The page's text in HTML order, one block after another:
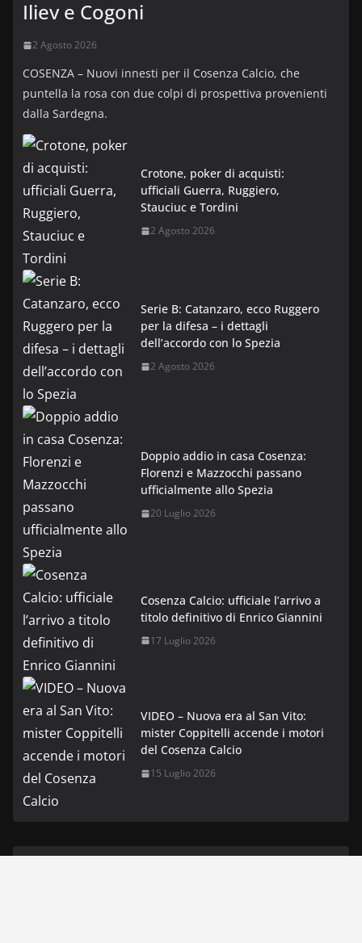
Iliev e Cogoni
2 Agosto 2026
COSENZA – Nuovi innesti per il Cosenza Calcio, che
puntella la rosa con due colpi di prospettiva provenienti
dalla Sardegna.
Crotone, poker di acquisti:
ufficiali Guerra, Ruggiero,
Stauciuc e Tordini
2 Agosto 2026
Serie B: Catanzaro, ecco Ruggero
per la difesa – i dettagli
dell’accordo con lo Spezia
2 Agosto 2026
Doppio addio in casa Cosenza:
Florenzi e Mazzocchi passano
ufficialmente allo Spezia
20 Luglio 2026
Cosenza Calcio: ufficiale l’arrivo a
titolo definitivo di Enrico Giannini
17 Luglio 2026
VIDEO – Nuova era al San Vito:
mister Coppitelli accende i motori
del Cosenza Calcio
15 Luglio 2026